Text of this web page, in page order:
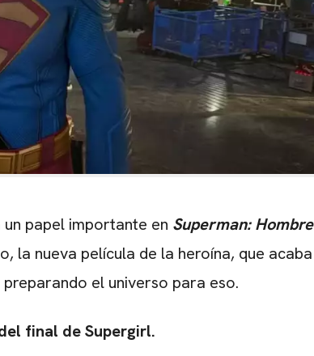
papel importante en Superman: Hombre
la nueva película de la heroína, que acaba
el universo para eso.
final de Supergirl.